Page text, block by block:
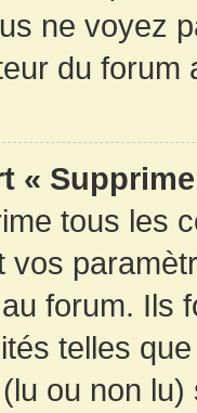
ne voyez
du forum
«
tous les
vos
forum. Ils
telles
ou non